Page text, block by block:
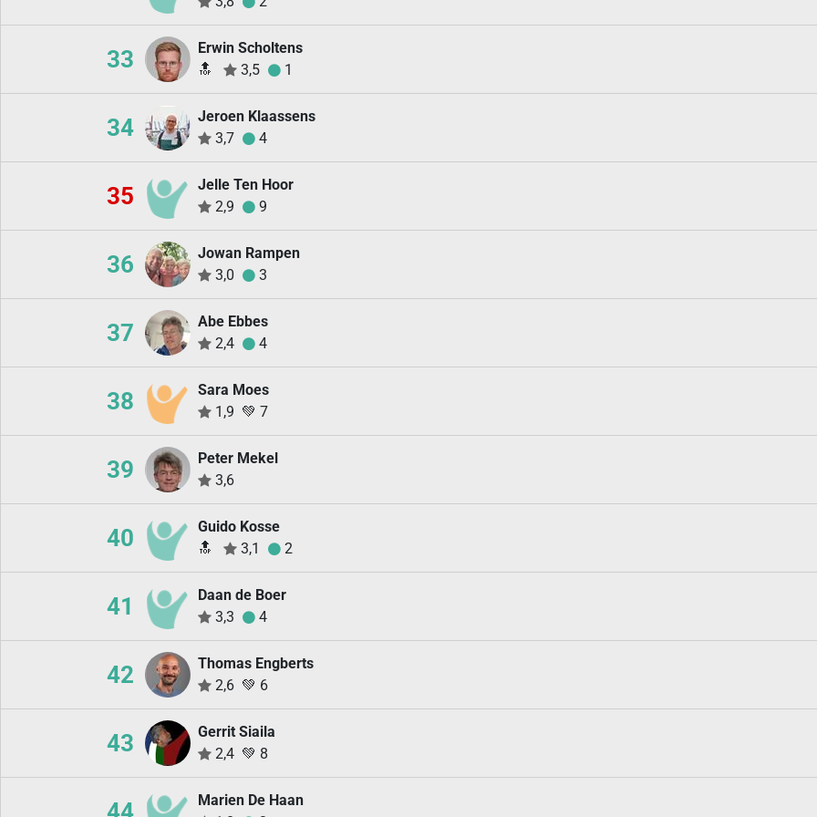
33
Erwin Scholtens
🔝
3,5 1
34
Jeroen Klaassens
3,7
4
35
Jelle Ten Hoor
2,9
9
36
Jowan Rampen
3,0
3
37
Abe Ebbes
2,4
4
38
Sara Moes
1,9 💚 7
39
Peter Mekel
3,6
40
Guido Kosse
🔝
3,1 2
41
Daan de Boer
3,3
4
42
Thomas Engberts
2,6 💚 6
43
Gerrit Siaila
2,4 💚 8
Marien De Haan